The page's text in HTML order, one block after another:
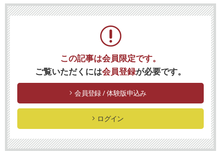
この記事は会員限定です。
ご覧いただくには会員登録が必要です。
会員登録 / 体験版申込み
ログイン